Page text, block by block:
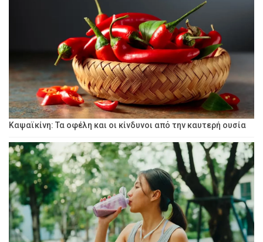
Καψαϊκίνη: Τα οφέλη και οι κίνδυνοι από την καυτερή ουσία